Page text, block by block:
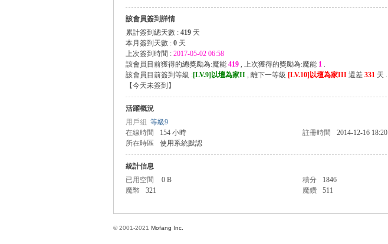
該會員簽到詳情
累計簽到總天數 : 419 天
本月簽到天數 : 0 天
上次簽到時間 : 2017-05-02 06:58
該會員目前獲得的總獎勵為:魔能 419 , 上次獲得的獎勵為:魔能 1 .
該會員目前簽到等級 :[LV.9]以壇為家II , 離下一等級 [LV.10]以壇為家III 還差 331 天 .
【今天未簽到 】
活躍概況
用戶組 等級9
在線時間
154 小時 註冊時間 2014-12-16 18:20
所在時區
使用系統默認
統計信息
已用空間
0 B 積分 1846
魔幣
321 魔鑽 511
© 2001-2021 Mofang Inc.